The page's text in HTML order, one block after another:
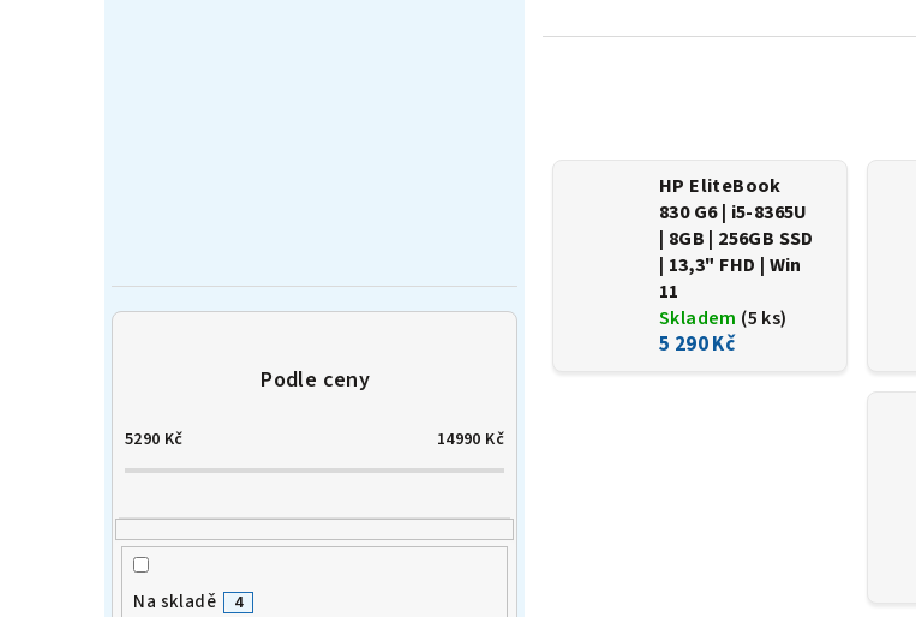
5290 Kč 14990 Kč
Na skladě 4
HP EliteBook
830 G6 | i5-8365U
| 8GB | 256GB SSD
| 13,3" FHD | Win
11
Skladem (5 ks)
5 290 Kč